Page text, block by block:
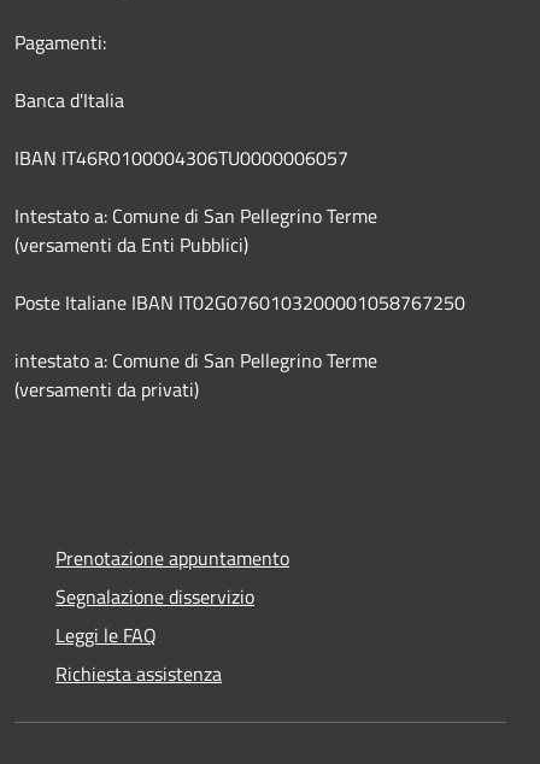
Pagamenti:
Banca d'Italia
IBAN IT46R0100004306TU0000006057
Intestato a: Comune di San Pellegrino Terme
(versamenti da Enti Pubblici)
Poste Italiane IBAN IT02G0760103200001058767250
intestato a: Comune di San Pellegrino Terme
(versamenti da privati)
Prenotazione appuntamento
Segnalazione disservizio
Leggi le FAQ
Richiesta assistenza